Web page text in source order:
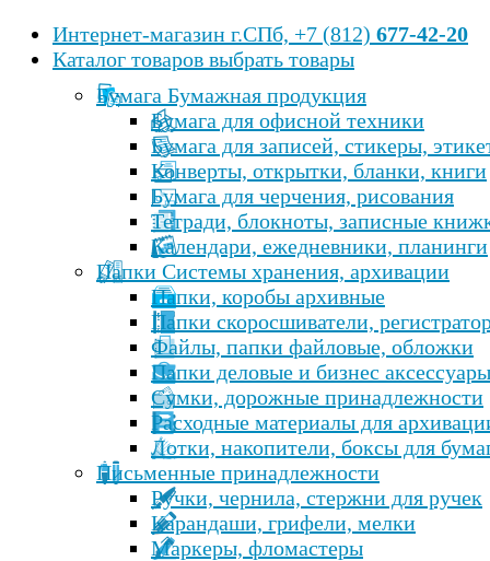
Интернет-магазин г.СПб, +7 (812) 677-42-20
Каталог товаров выбрать товары
Бумага Бумажная продукция
Бумага для офисной техники
Бумага для записей, стикеры,
Конверты, открытки, бланки, книги
Бумага для черчения, рисования
Тетради, блокноты, записные
Календари, ежедневники, планинги
Папки Cистемы хранения, архивации
Папки, коробы архивные
Папки скоросшиватели,
Файлы, папки файловые, обложки
Папки деловые и бизнес аксессуары
Сумки, дорожные принадлежности
Расходные материалы для
Лотки, накопители, боксы для
Письменные принадлежности
Ручки, чернила, стержни для ручек
Карандаши, грифели, мелки
Маркеры, фломастеры